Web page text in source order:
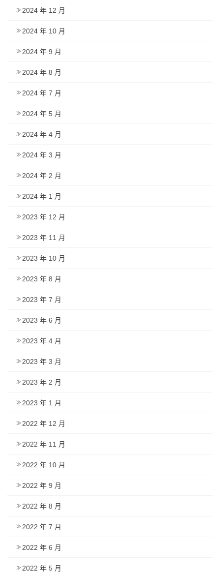
2024 年 12 月
2024 年 10 月
2024 年 9 月
2024 年 8 月
2024 年 7 月
2024 年 5 月
2024 年 4 月
2024 年 3 月
2024 年 2 月
2024 年 1 月
2023 年 12 月
2023 年 11 月
2023 年 10 月
2023 年 8 月
2023 年 7 月
2023 年 6 月
2023 年 4 月
2023 年 3 月
2023 年 2 月
2023 年 1 月
2022 年 12 月
2022 年 11 月
2022 年 10 月
2022 年 9 月
2022 年 8 月
2022 年 7 月
2022 年 6 月
2022 年 5 月